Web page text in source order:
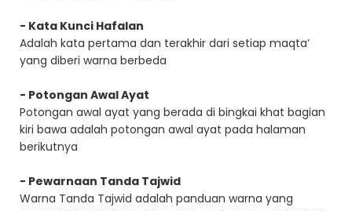
- Kata Kunci Hafalan
Adalah kata pertama dan terakhir dari setiap maqta’
yang diberi warna berbeda
- Potongan Awal Ayat
Potongan awal ayat yang berada di bingkai khat bagian
kiri bawa adalah potongan awal ayat pada halaman
berikutnya
- Pewarnaan Tanda Tajwid
Warna Tanda Tajwid adalah panduan warna yang